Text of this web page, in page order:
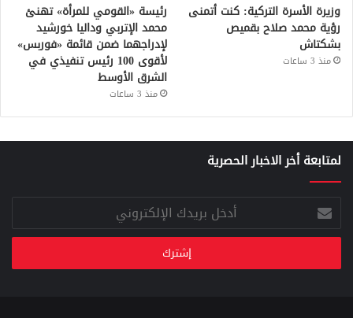
وزيرة الأسرة التركية: كنت أتمنى
رؤية محمد صلاح بقميص
بشكتاش
منذ 3 ساعات
رئيسة «القومي للمرأة» تهنئ
محمد الإتربي وداليا خورشيد
لإدراجهما ضمن قائمة «فوربس»
لأقوى 100 رئيس تنفيذي في
الشرق الأوسط
منذ 3 ساعات
لمتابعة أخر الاخبار الحصرية
أدخل
بريدك
الإلكتروني